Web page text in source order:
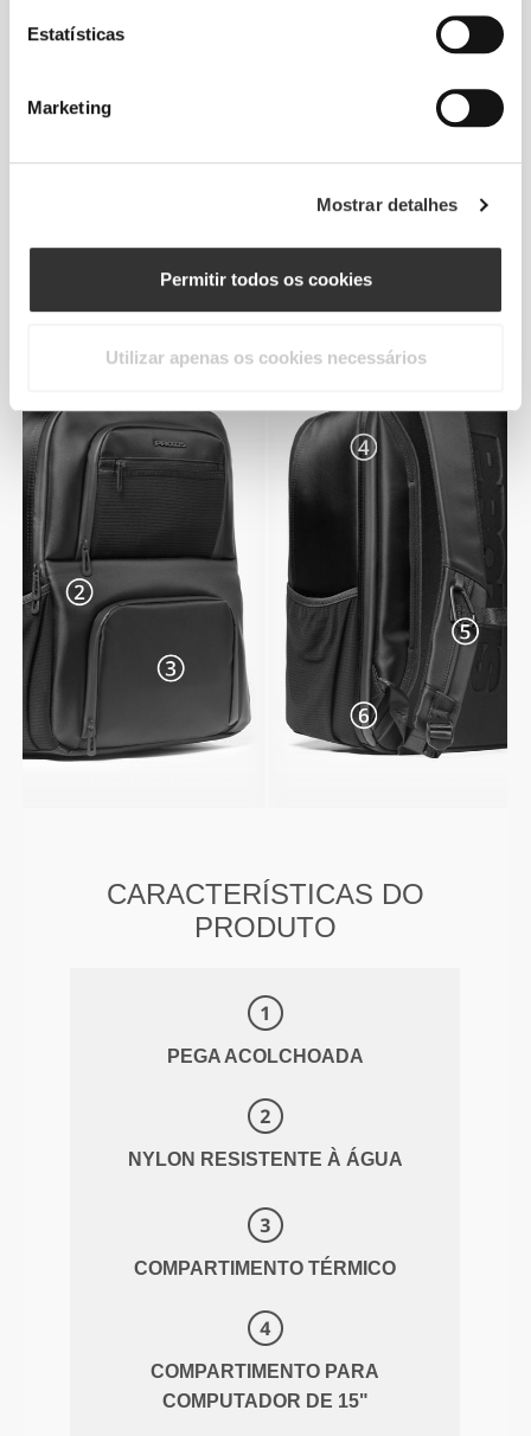
Estatísticas
Marketing
Mostrar detalhes
Permitir todos os cookies
Utilizar apenas os cookies necessários
23,5 cm
CARACTERÍSTICAS DO
PRODUTO
PEGA ACOLCHOADA
NYLON RESISTENTE À ÁGUA
COMPARTIMENTO TÉRMICO
COMPARTIMENTO PARA
COMPUTADOR DE 15"